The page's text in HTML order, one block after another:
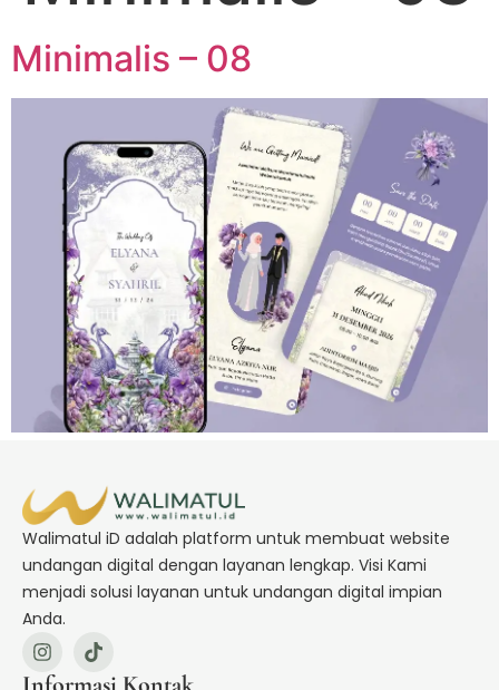
Minimalis – 08
Walimatul iD adalah platform untuk membuat website
undangan digital dengan layanan lengkap. Visi Kami
menjadi solusi layanan untuk undangan digital impian
Anda.